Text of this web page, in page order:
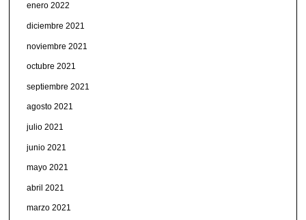
enero 2022
diciembre 2021
noviembre 2021
octubre 2021
septiembre 2021
agosto 2021
julio 2021
junio 2021
mayo 2021
abril 2021
marzo 2021